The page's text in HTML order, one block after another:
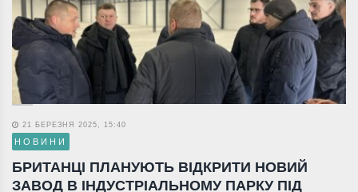
21 БЕРЕЗНЯ 2025, 15:40
НОВИНИ
БРИТАНЦІ ПЛАНУЮТЬ ВІДКРИТИ НОВИЙ
ЗАВОД В ІНДУСТРІАЛЬНОМУ ПАРКУ ПІД